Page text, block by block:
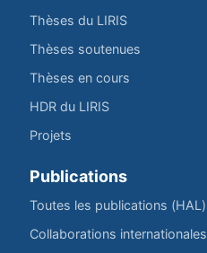
Thèses du LIRIS
Thèses soutenues
Thèses en cours
HDR du LIRIS
Projets
Publications
Toutes les publications (HAL)
Collaborations internationales